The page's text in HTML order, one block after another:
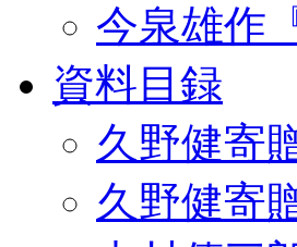
今泉雄作
資料目録
久野健寄
久野健寄